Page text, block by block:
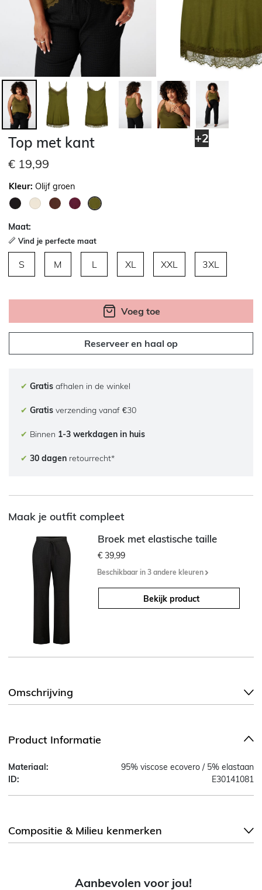
+2
Top met kant
€ 19,99
Kleur: Olijf groen
Maat:
Vind je perfecte maat
S M L XL XXL 3XL
Voeg toe
Reserveer en haal op
✔ Gratis afhalen in de winkel
✔ Gratis verzending vanaf €30
✔ Binnen 1-3 werkdagen in huis
✔ 30 dagen retourrecht*
Maak je outfit compleet
Broek met elastische taille
€ 39,99
Beschikbaar in 3 andere kleuren
Bekijk product
Omschrijving
Product Informatie
Materiaal:
95% viscose ecovero / 5% elastaan
ID:
E30141081
Compositie & Milieu kenmerken
Aanbevolen voor jou!